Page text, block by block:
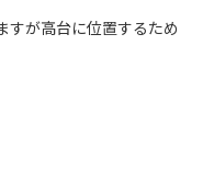
すが高台に位置するため